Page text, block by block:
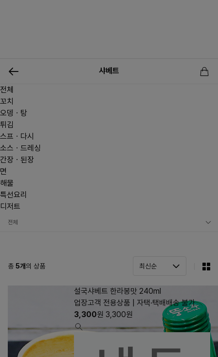
신상품
샤베트
전체
꼬치
오뎅ㆍ탕
튀김
스프ㆍ다시
소스ㆍ드레싱
간장ㆍ된장
면
해물
특선요리
디저트
전체
총 5개의 상품
설국샤베트 한라봉맛 240ml
업장고객 전용상품 | 자택·택배배송 불가
3,300원 3,300원